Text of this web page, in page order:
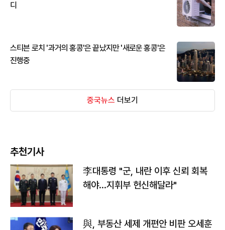
디
스티븐 로치 '과거의 홍콩'은 끝났지만 '새로운 홍콩'은
진행중
중국뉴스 더보기
추천기사
李대통령 "군, 내란 이후 신뢰 회복
해야…지휘부 헌신해달라"
與, 부동산 세제 개편안 비판 오세훈